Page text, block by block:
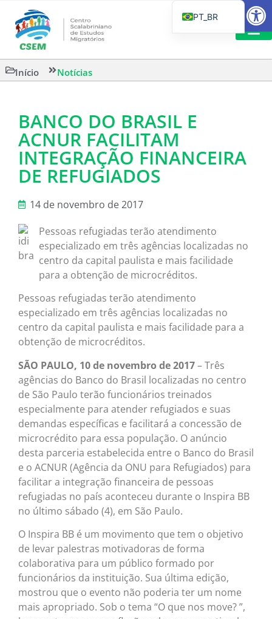
Início Notícias
BANCO DO BRASIL E
ACNUR FACILITAM
INTEGRAÇÃO FINANCEIRA
DE REFUGIADOS
14 de novembro de 2017
Pessoas refugiadas terão atendimento
especializado em três agências localizadas no
centro da capital paulista e mais facilidade
para a obtenção de microcréditos.
Pessoas refugiadas terão atendimento
especializado em três agências localizadas no
centro da capital paulista e mais facilidade para a
obtenção de microcréditos.
SÃO PAULO, 10 de novembro de 2017– Três
agências do Banco do Brasil localizadas no centro
de São Paulo terão funcionários treinados
especialmente para atender refugiados e suas
demandas específicas e facilitará a concessão de
microcrédito para essa população. O anúncio
desta parceria estabelecida entre o Banco do Brasil
e o ACNUR (Agência da ONU para Refugiados) para
facilitar a integração financeira de pessoas
refugiadas no país aconteceu durante o Inspira BB
no último sábado (4), em São Paulo.
O Inspira BB é um movimento que tem o objetivo
de levar palestras motivadoras de forma
colaborativa para um público formado por
funcionários da instituição. Sua última edição,
mostrou que o evento não poderia ter um nome
mais apropriado. Sob o tema “O que nos move? ”,
PT_BR
IT